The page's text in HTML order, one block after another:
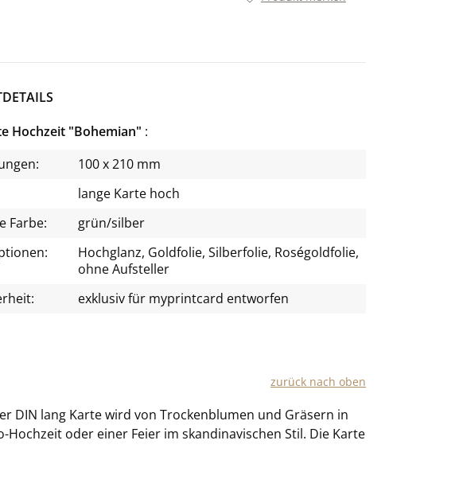
Hochzeit "Bohemian"
100 x 210 mm
lange Karte hoch
Farbe:
grün/silber
Hochglanz, Goldfolie, Silberfolie, Roségoldfolie,
ohne Aufsteller
exklusiv für myprintcard entworfen
zu­rück nach oben
DIN lang Karte wird von Tro­cken­blu­men und Grä­sern in
oder einer Feier im skan­di­na­vi­schen Stil. Die Karte